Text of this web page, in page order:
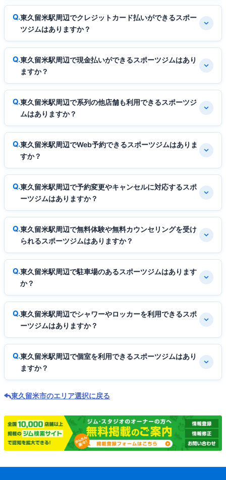
東久留米駅周辺でクレジットカード払いができるスポー
ツジムはありますか？
東久留米駅周辺で現金払いができるスポーツジムはあり
ますか？
東久留米駅周辺で系列の他店舗も利用できるスポーツジ
ムはありますか？
東久留米駅周辺でWeb予約できるスポーツジムはありま
すか？
東久留米駅周辺で予約変更やキャンセルに対応するスポ
ーツジムはありますか？
東久留米駅周辺で無料体験や無料カウンセリングを受け
られるスポーツジムはありますか？
東久留米駅周辺で駐車場のあるスポーツジムはあります
か？
東久留米駅周辺でシャワーやロッカーを利用できるスポ
ーツジムはありますか？
東久留米駅周辺で個室を利用できるスポーツジムはあり
ますか？
東久留米市のエリア選択に戻る